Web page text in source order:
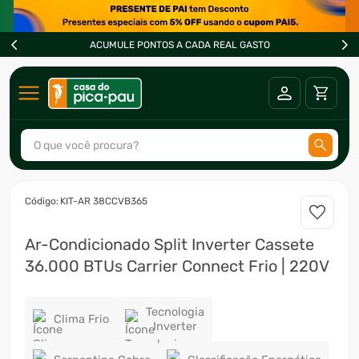
ACUMULE PONTOS A CADA REAL GASTO
O que você procura?
: KIT-AR 38CCVB365
Ar-Condicionado Split Inverter Cassete
36.000 BTUs Carrier Connect Frio | 220V
Clima Frio
Tecnologia
Inverter
2º
freezer
3º
fogão
5º
cervejeira